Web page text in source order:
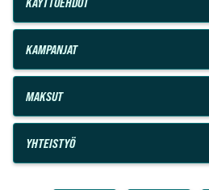
KAMPANJAT
MAKSUT
YHTEISTYÖ